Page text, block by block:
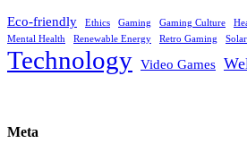
Eco-friendly Ethics Gaming Gaming Culture
Mental Health
Renewable Energy Retro Gaming
Technology Video Games
Meta